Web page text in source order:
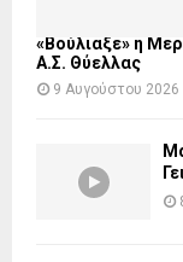
«Βούλιαξε» η
Α.Σ. Θύελλας
9 Αυγούστου 2026